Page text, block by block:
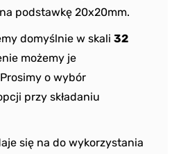
podstawkę 20x20mm.
domyślnie w skali 32
możemy je
o wybór
przy składaniu
się na do wykorzystania